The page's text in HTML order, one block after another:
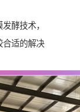
酵技术，
合适的解决